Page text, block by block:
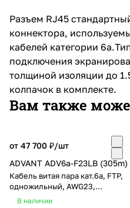
Разъем RJ45
коннектора,
кабелей категории
подключения
толщиной изоляции до
колпачок в комплекте.
Вам также
от 47 700 ₽/шт
ADVANT ADV6a-F23LB (305m)
Кабель витая пара кат.6a, FTP,
одножильный, AWG23,
оболочка LSZH, синий
В наличии